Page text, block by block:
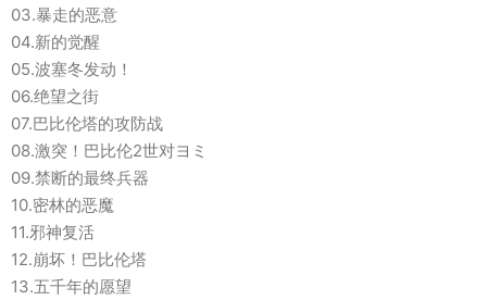
03.暴走的恶意
04.新的觉醒
05.波塞冬发动！
06.绝望之街
07.巴比伦塔的攻防战
08.激突！巴比伦2世对ヨミ
09.禁断的最终兵器
10.密林的恶魔
11.邪神复活
12.崩坏！巴比伦塔
13.五千年的愿望